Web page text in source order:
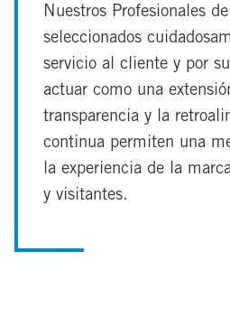
Nuestros Profesionales
seleccionados
servicio al cliente y por
actuar como una
transparencia y la
continua permiten una
la experiencia de la
y visitantes.